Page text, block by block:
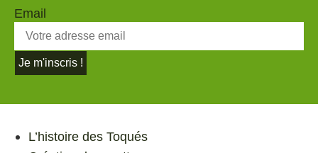
Email
Je m'inscris !
L’histoire des Toqués